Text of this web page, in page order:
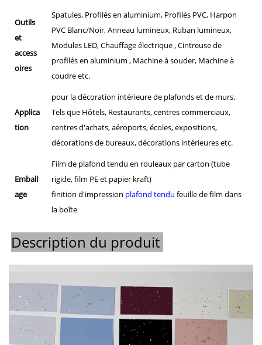
Outils
et
access
oires
Spatules, Profilés en aluminium, Profilés PVC, Harpon
PVC Blanc/Noir, Anneau lumineux, Ruban lumineux,
Modules LED, Chauffage électrique , Cintreuse de
profilés en aluminium , Machine à souder, Machine à
coudre etc.
Applica
tion
pour la décoration intérieure de plafonds et de murs.
Tels que Hôtels, Restaurants, centres commerciaux,
centres d'achats, aéroports, écoles, expositions,
décorations de bureaux, décorations intérieures etc.
Emball
age
Film de plafond tendu en rouleaux par carton (tube
rigide, film PE et papier kraft)
finition d'impression plafond tendu feuille de film dans
la boîte
Description du produit